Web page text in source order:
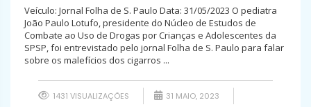
Veículo: Jornal Folha de S. Paulo Data: 31/05/2023 O pediatra
João Paulo Lotufo, presidente do Núcleo de Estudos de
Combate ao Uso de Drogas por Crianças e Adolescentes da
SPSP, foi entrevistado pelo jornal Folha de S. Paulo para falar
sobre os malefícios dos cigarros ...
1431 VISUALIZAÇÕES 31 MAIO, 2023